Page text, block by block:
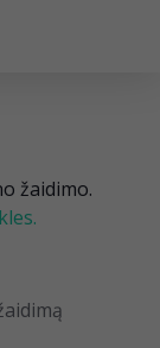
žaidimo.